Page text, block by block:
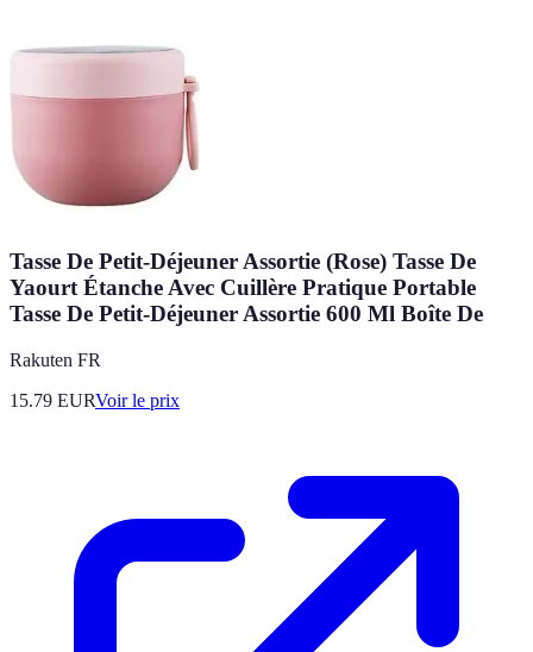
Tasse De Petit-Déjeuner Assortie (Rose) Tasse De
Yaourt Étanche Avec Cuillère Pratique Portable
Tasse De Petit-Déjeuner Assortie 600 Ml Boîte De
Rakuten FR
15.79 EURVoir le prix